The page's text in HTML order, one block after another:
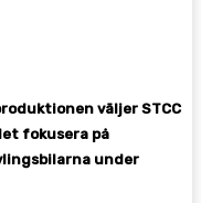
väljer STCC
fokusera på
under